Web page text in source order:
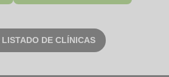
LISTADO DE CLÍNICAS